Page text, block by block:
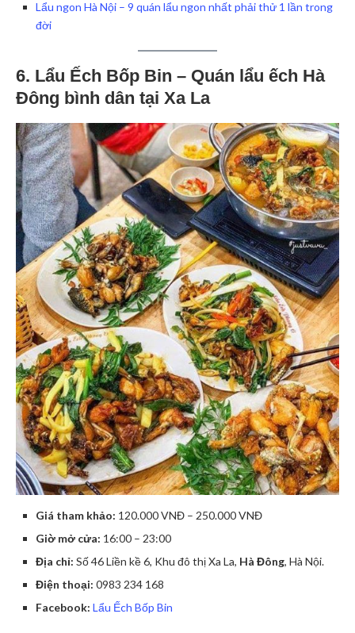
Lẩu ngon Hà Nội – 9 quán lẩu ngon nhất phải thử 1 lần trong
đời
6. Lẩu Ếch Bốp Bin – Quán lẩu ếch Hà
Đông bình dân tại Xa La
Giá tham khảo: 120.000 VNĐ – 250.000 VNĐ
Giờ mở cửa: 16:00 – 23:00
Địa chỉ: Số 46 Liền kề 6, Khu đô thị Xa La, Hà Đông, Hà Nội.
Điện thoại: 0983 234 168
Facebook: Lẩu Ếch Bốp Bin